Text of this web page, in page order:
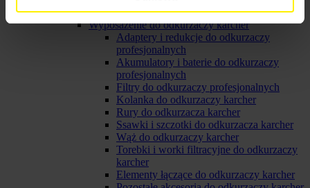
Układ paliwowy
Wyposażenie do odkurzaczy karcher
Adaptery i redukcje do odkurzaczy
profesjonalnych
Akumulatory i baterie do odkurzaczy
profesjonalnych
Filtry do odkurzaczy profesjonalnych
Kolanka do odkurzaczy karcher
Rury do odkurzacza karcher
Ssawki i szczotki do odkurzacza karcher
Wąż do odkurzaczy karcher
Torebki i worki filtracyjne do odkurzaczy
karcher
Elementy łączące do odkurzaczy karcher